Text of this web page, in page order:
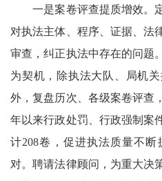
一是案卷评查提质增效。定
对执法主体、程序、证据、法
审查，纠正执法中存在的问题
为契机，除执法大队、局机
外，复盘历次、各级案卷评查
年以来行政处罚、行政强制案
计208卷，促进执法质量不
对。聘请法律顾问，为重大决